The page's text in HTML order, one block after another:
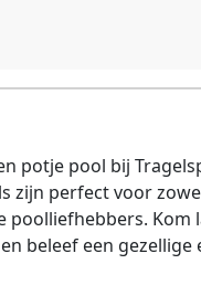
potje pool bij
zijn perfect voor
poolliefhebbers. Kom
beleef een gezellige